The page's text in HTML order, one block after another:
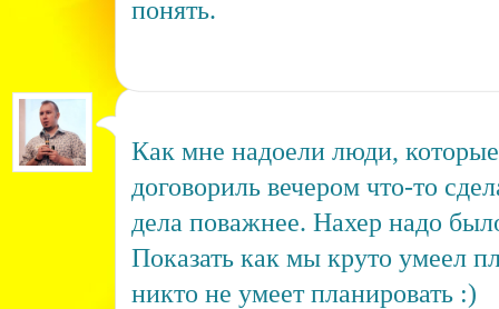
понять.
Как мне надоели люди,
договориль вечером что-то
дела поважнее. Нахер надо
Показать как мы круто умеел
никто не умеет планировать :)